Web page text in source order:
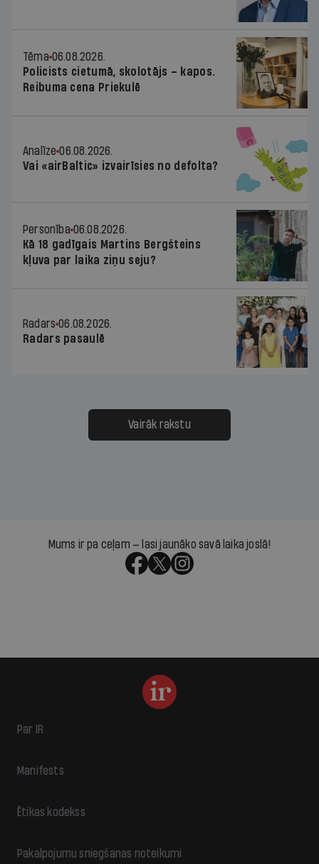
Tēma 06.08.2026.
Policists cietumā, skolotājs – kapos.
Reibuma cena Priekulē
Analīze 06.08.2026.
Vai «airBaltic» izvairīsies no defolta?
Personība 06.08.2026.
Kā 18 gadīgais Martins Bergšteins
kļuva par laika ziņu seju?
Radars 06.08.2026.
Radars pasaulē
Vairāk rakstu
Mums ir pa ceļam — lasi jaunāko savā laika joslā!
Par IR
Manifests
Ētikas kodekss
Pakalpojumu sniegšanas noteikumi